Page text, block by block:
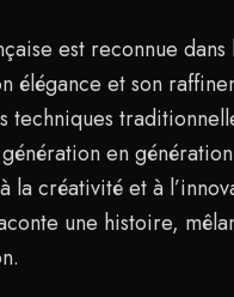
est reconnue dans
élégance et son
techniques
en
la créativité et à
une histoire,